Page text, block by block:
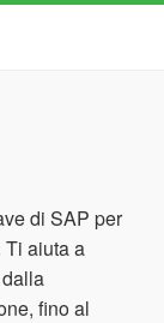
di SAP per
Ti aiuta a
fino al